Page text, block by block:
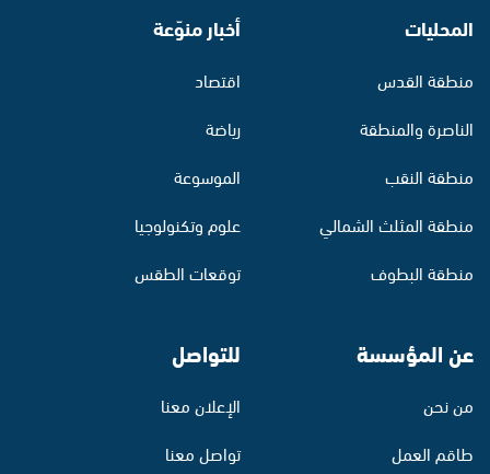
المحليات
منطقة القدس
الناصرة والمنطقة
منطقة النقب
منطقة المثلث الشمالي
منطقة البطوف
أخبار منوّعة
اقتصاد
رياضة
الموسوعة
علوم وتكنولوجيا
توقعات الطقس
عن المؤسسة
من نحن
طاقم العمل
للتواصل
الإعلان معنا
تواصل معنا